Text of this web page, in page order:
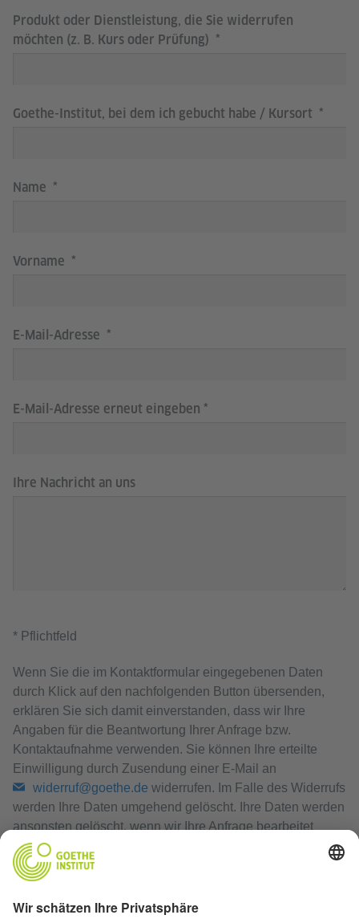
Produkt oder Dienstleistung, die Sie widerrufen
möchten (z. B. Kurs oder Prüfung)
Goethe-Institut, bei dem ich gebucht habe / Kursort
Name
Vorname
E-Mail-Adresse
E-Mail-Adresse erneut eingeben
Ihre Nachricht an uns
* Pflichtfeld
Wenn Sie die im Kontaktformular eingegebenen Daten
durch Klick auf den nachfolgenden Button übersenden,
erklären Sie sich damit einverstanden, dass wir Ihre
Angaben für die Beantwortung Ihrer Anfrage bzw.
Kontaktaufnahme verwenden. Sie können Ihre erteilte
Einwilligung durch Zusendung einer E-Mail an
widerruf@goethe.de widerrufen. Im Falle des Widerrufs
werden Ihre Daten umgehend gelöscht. Ihre Daten werden
ansonsten gelöscht, wenn wir Ihre Anfrage bearbeitet
haben oder der Zweck der Speicherung entfallen ist.
Datenschutzerklärung